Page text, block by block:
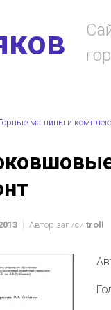
машины и
Автор записи troll